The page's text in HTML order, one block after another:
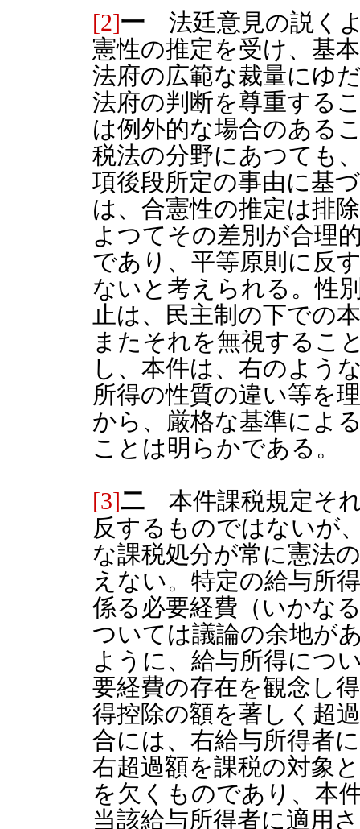
[2]一 法廷意見の説く
憲性の推定を受け、基
法府の広範な裁量にゆ
法府の判断を尊重する
は例外的な場合のある
税法の分野にあつても
項後段所定の事由に基
は、合憲性の推定は排
よつてその差別が合理
であり、平等原則に反
ないと考えられる。性
止は、民主制の下での
またそれを無視するこ
し、本件は、右のよう
所得の性質の違い等を
から、厳格な基準によ
ことは明らかである。
[3]二 本件課税規定そ
反するものではないが
な課税処分が常に憲法
えない。特定の給与所
係る必要経費（いかな
ついては議論の余地が
ように、給与所得につ
要経費の存在を観念し
得控除の額を著しく超
合には、右給与所得者
右超過額を課税の対象
を欠くものであり、本
当該給与所得者に適用